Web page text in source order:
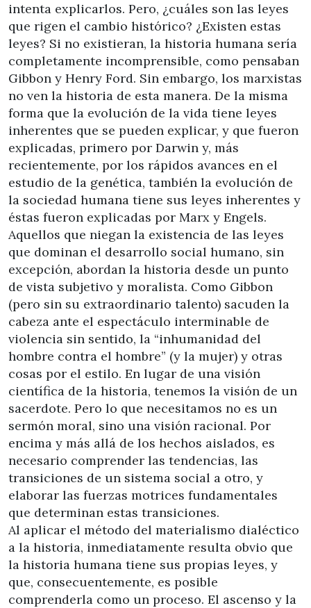
intenta explicarlos. Pero, ¿cuáles son las leyes
que rigen el cambio histórico? ¿Existen estas
leyes? Si no existieran, la historia humana sería
completamente incomprensible, como pensaban
Gibbon y Henry Ford. Sin embargo, los marxistas
no ven la historia de esta manera. De la misma
forma que la evolución de la vida tiene leyes
inherentes que se pueden explicar, y que fueron
explicadas, primero por Darwin y, más
recientemente, por los rápidos avances en el
estudio de la genética, también la evolución de
la sociedad humana tiene sus leyes inherentes y
éstas fueron explicadas por Marx y Engels.
Aquellos que niegan la existencia de las leyes
que dominan el desarrollo social humano, sin
excepción, abordan la historia desde un punto
de vista subjetivo y moralista. Como Gibbon
(pero sin su extraordinario talento) sacuden la
cabeza ante el espectáculo interminable de
violencia sin sentido, la “inhumanidad del
hombre contra el hombre” (y la mujer) y otras
cosas por el estilo. En lugar de una visión
científica de la historia, tenemos la visión de un
sacerdote. Pero lo que necesitamos no es un
sermón moral, sino una visión racional. Por
encima y más allá de los hechos aislados, es
necesario comprender las tendencias, las
transiciones de un sistema social a otro, y
elaborar las fuerzas motrices fundamentales
que determinan estas transiciones.
Al aplicar el método del materialismo dialéctico
a la historia, inmediatamente resulta obvio que
la historia humana tiene sus propias leyes, y
que, consecuentemente, es posible
comprenderla como un proceso. El ascenso y la